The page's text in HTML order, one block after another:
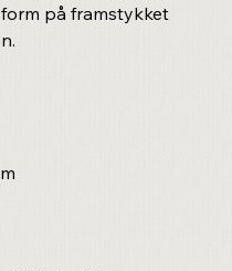
på framstykket